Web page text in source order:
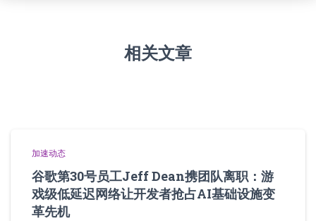
相关文章
加速动态
谷歌第30号员工Jeff Dean携团队离职：游
戏级低延迟网络让开发者抢占AI基础设施变
革先机